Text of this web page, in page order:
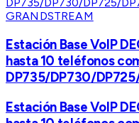
GRANDSTREAM
Estación Base VoIP
hasta 10 teléfonos
DP735/DP730/
Estación Base VoIP